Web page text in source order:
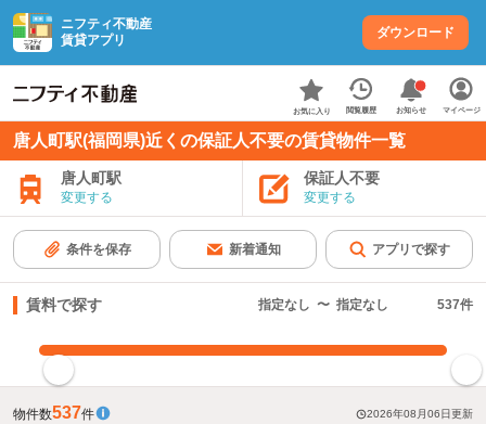
ニフティ不動産
賃貸アプリ
ダウンロード
お気に入り 閲覧履歴 お知らせ マイページ
唐人町駅(福岡県)近くの保証人不要の賃貸物件一覧
唐人町駅
変更する
保証人不要
変更する
条件を保存 新着通知 アプリで探す
賃料で探す 指定なし 〜 指定なし 537件
物件数537件 2026年08月06日更新